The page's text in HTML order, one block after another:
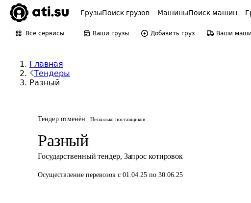
ГрузыПоиск грузов МашиныПоиск машин
Все сервисы Ваши грузы Добавить груз Ваши
Главная
Тендеры
Разный
Тендер отменён Несколько поставщиков
Разный
Государственный тендер, Запрос котировок
Осуществление перевозок с 01.04.25 по 30.06.25